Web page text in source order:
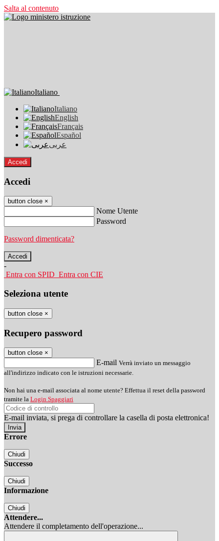
Salta al contenuto
Italiano
Italiano
English
Français
Español
عربى
Accedi
Accedi
button close ×
Nome Utente
Password
Password dimenticata?
-
Entra con SPID Entra con CIE
Seleziona utente
button close ×
Recupero password
button close ×
E-mail Verrà inviato un messaggio
all'indirizzo indicato con le istruzioni necessarie.
Non hai una e-mail associata al nome utente? Effettua il reset della password
tramite la Login Spaggiari
E-mail inviata, si prega di controllare la casella di posta elettronica!
Errore
Chiudi
Successo
Chiudi
Informazione
Chiudi
Attendere...
Attendere il completamento dell'operazione...